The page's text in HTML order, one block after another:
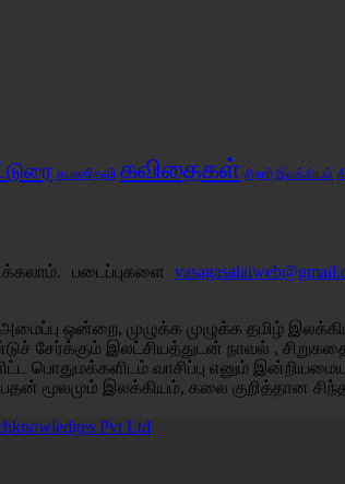
கமலதேவி கவிதைகள் சிறார் இலக்கியம்
படைப்புகளை
ஒன்றை, முழுக்க முழுக்க தமிழ்
சேர்க்கும் இலட்சியத்துடன் நாவல் ,
பொதுமக்களிடம் வாசிப்பு எனும்
மூலமும் இலக்கியம், கலை குறித்தான
Pvt Ltd